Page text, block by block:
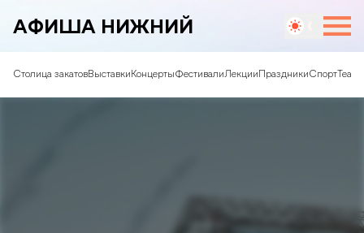
АФИША НИЖНИЙ
Столица закатовВыставкиКонцертыФестивалиЛекции ПраздникиСпорт